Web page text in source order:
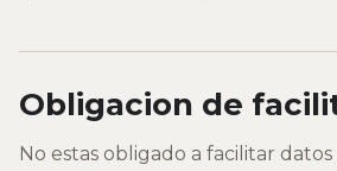
Obligacion de
No estas obligado a facilitar